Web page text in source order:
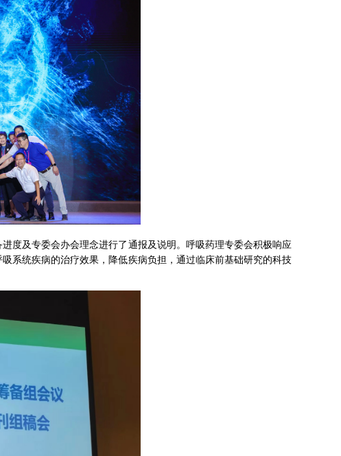
度及专委会办会理念进行了通报及说明。呼吸药理专委会积极响应
系统疾病的治疗效果，降低疾病负担，通过临床前基础研究的科技